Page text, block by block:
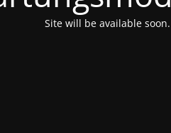
Site will be available